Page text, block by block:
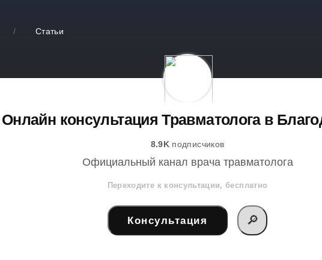
/ Статьи
Онлайн консультация Травматолога в
8.9K подписчиков
Официальный канал врача травматолога
Переходите к консультации, бесплатно
Консультация 🔎